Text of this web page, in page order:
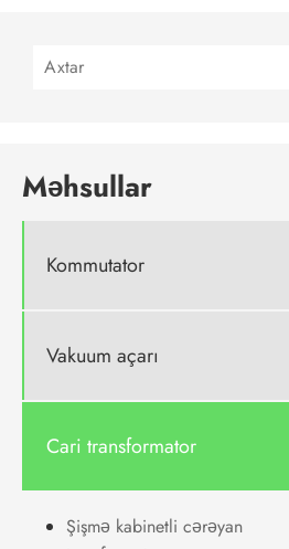
Məhsullar
Kommutator
Vakuum açarı
Cari transformator
Şişmə kabinetli cərəyan